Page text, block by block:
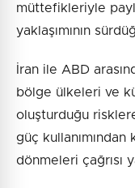
müttefikleriyle
yaklaşımının
İran ile ABD
bölge ülkeleri ve
oluşturduğu
güç kullanımından
dönmeleri çağrısı